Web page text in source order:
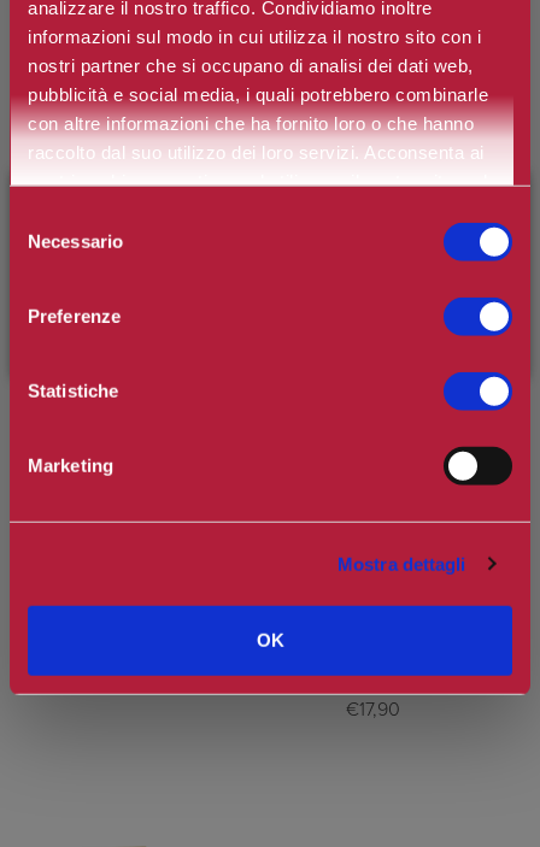
analizzare il nostro traffico. Condividiamo inoltre
informazioni sul modo in cui utilizza il nostro sito con i
nostri partner che si occupano di analisi dei dati web,
pubblicità e social media, i quali potrebbero combinarle
con altre informazioni che ha fornito loro o che hanno
raccolto dal suo utilizzo dei loro servizi. Acconsenta ai
nostri cookie se continua ad utilizzare il nostro sito web.
delNecessario
Preferenze
Statistiche
Marketing
Mostra dettagli
OK
LATTE CORPO TALCO & VANIGLIA
€9,90
LATTE CORPO VERBENA & LIMONE
NAKED AURA GOMMAGE CORPO
€17,90
inserendo il codice